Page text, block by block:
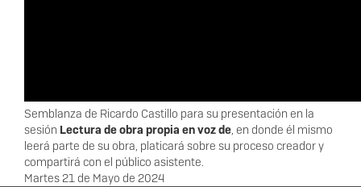
Descripción
Semblanza de Ricardo Castillo para su presentación en la
sesión Lectura de obra propia en voz de, en donde él mismo
leerá parte de su obra, platicará sobre su proceso creador y
compartirá con el público asistente.
Fecha
Martes 21 de Mayo de 2024